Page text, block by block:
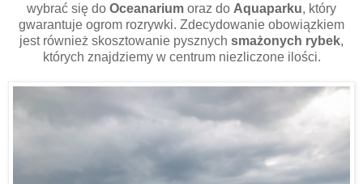
wybrać się do Oceanarium oraz do Aquaparku, który
gwarantuje ogrom rozrywki. Zdecydowanie obowiązkiem
jest również skosztowanie pysznych smażonych rybek,
których znajdziemy w centrum niezliczone ilości.